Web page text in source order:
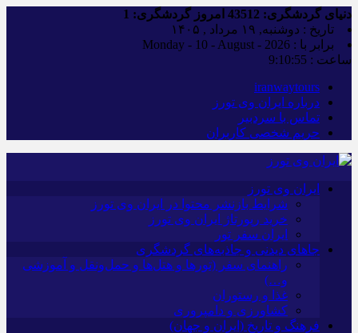
دنیای گردشگری: امروز گردشگری:
تاریخ : دوشنبه, ۱۹ مرداد , ۱۴۰۵
برابر با : Monday - 10 - August - 2026
ساعت : 9:10:56
iranwaytours
درباره ایران وی تورز
تماس با سردبیر
حریم شخصی کاربران
ایران وی تورز
شرایط بازنشر محتوا در ایران وی تورز
خرید رپورتاژ ایران وی تورز
ایران سفر تور
جاهای دیدنی و جاذبه‌های گردشگری
راهنمای سفر (تورها و هتل‌ها و حمل‌و‌نقل و آموزشی
و…)
غذا و رستوران
کشاورزی و دامپروری
فرهنگ و تاریخ (ایران و جهان)